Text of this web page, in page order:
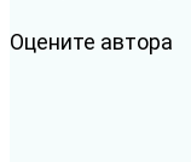
Оцените автора